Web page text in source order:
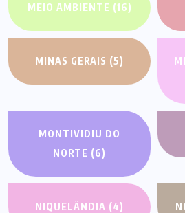
MEIO AMBIENTE (16)
MINAS GERAIS (5)
MONTIVIDIU DO
NORTE (6)
NIQUELÂNDIA (4)